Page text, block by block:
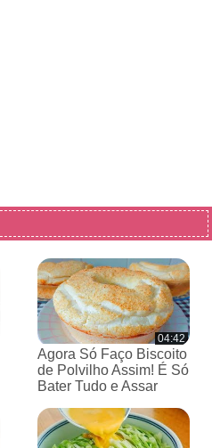
04:42
Agora Só Faço Biscoito
de Polvilho Assim! É Só
Bater Tudo e Assar